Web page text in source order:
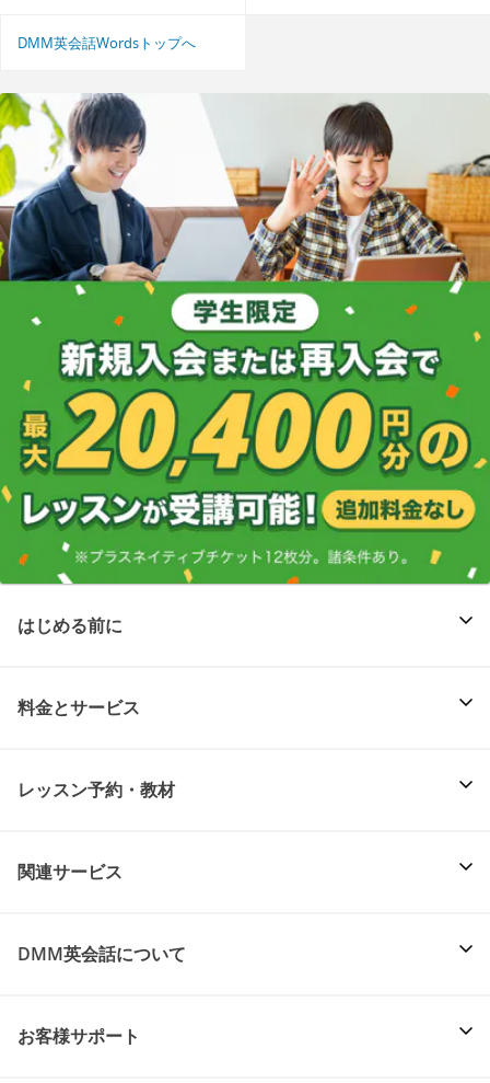
DMM英会話Wordsトップへ
はじめる前に
料金とサービス
レッスン予約・教材
関連サービス
DMM英会話について
お客様サポート